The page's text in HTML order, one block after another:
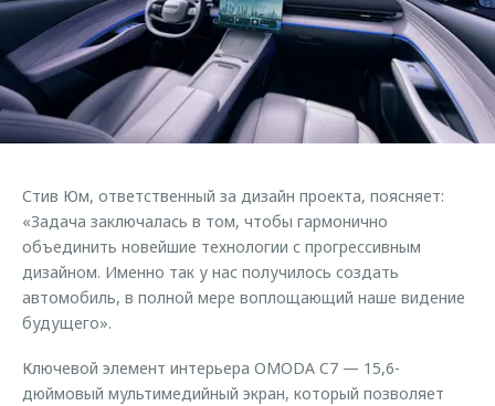
Страхование
Кредитный калькулятор
Аксессуары
Одежда и сувениры
Запчасти
Трейд-ин
Калькулятор трейд-ин
Клиентская поддержка
O&J Автоклуб
Клуб владельцев OMODA
Приложение O&J
Одежда и сувениры
Оригинальные аксессуары
Запчасти
Обратная связь
Стив Юм, ответственный за дизайн проекта, поясняет:
«Задача заключалась в том, чтобы гармонично
объединить новейшие технологии с прогрессивным
дизайном. Именно так у нас получилось создать
автомобиль, в полной мере воплощающий наше видение
будущего».
Ключевой элемент интерьера OMODA C7 — 15,6-
дюймовый мультимедийный экран, который позволяет